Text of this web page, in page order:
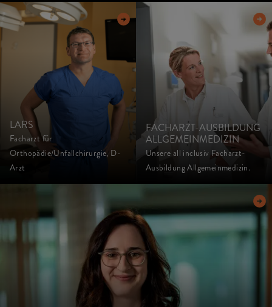
LARS
Facharzt für
Orthopädie/Unfallchirurgie, D-
Arzt
FACHARZT-AUSBILDUNG
ALLGEMEINMEDIZIN
Unsere all inclusiv Facharzt-
Ausbildung Allgemeinmedizin.